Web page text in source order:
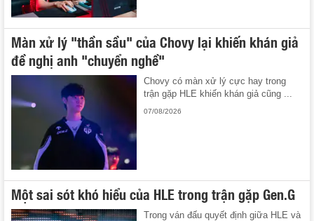
Màn xử lý "thần sầu" của Chovy lại khiến khán giả
đề nghị anh "chuyển nghề"
Chovy có màn xử lý cực hay trong
trận gặp HLE khiến khán giả cũng ...
07/08/2026
Một sai sót khó hiểu của HLE trong trận gặp Gen.G
Trong ván đấu quyết định giữa HLE và